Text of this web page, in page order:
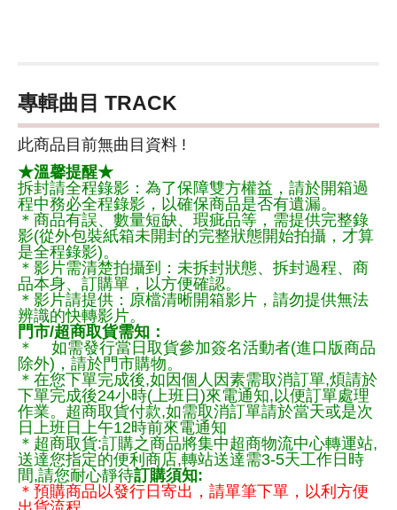
專輯曲目 TRACK
此商品目前無曲目資料 !
★溫馨提醒★
拆封請全程錄影：為了保障雙方權益，請於開箱過
程中務必全程錄影，以確保商品是否有遺漏。
＊商品有誤、數量短缺、瑕疵品等，需提供完整錄
影(從外包裝紙箱未開封的完整狀態開始拍攝，才算
是全程錄影)。
＊影片需清楚拍攝到：未拆封狀態、拆封過程、商
品本身、訂購單，以方便確認。
＊影片請提供：原檔清晰開箱影片，請勿提供無法
辨識的快轉影片。
門市/超商取貨需知：
＊ 如需發行當日取貨參加簽名活動者(進口版商品
除外)，請於門市購物。
＊在您下單完成後,如因個人因素需取消訂單,煩請於
下單完成後24小時(上班日)來電通知,以便訂單處理
作業。超商取貨付款,如需取消訂單請於當天或是次
日上班日上午12時前來電通知
＊超商取貨:訂購之商品將集中超商物流中心轉運站,
送達您指定的便利商店,轉站送達需3-5天工作日時
間,請您耐心靜待訂購須知:
＊預購商品以發行日寄出，請單筆下單，以利方便